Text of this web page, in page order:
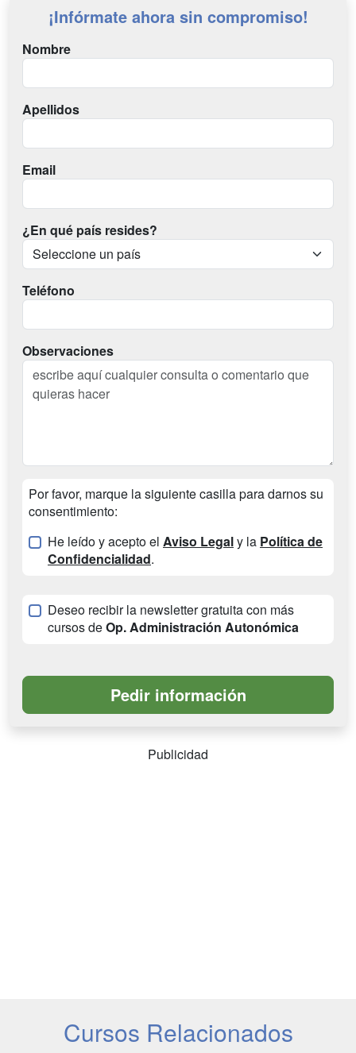
¡Infórmate ahora sin compromiso!
Nombre
Apellidos
Email
¿En qué país resides?
Teléfono
Observaciones
Por favor, marque la siguiente casilla para darnos su
consentimiento:
He leído y acepto el Aviso Legaly la Política de
Confidencialidad.
Deseo recibir la newsletter gratuita con más
cursos deOp. Administración Autonómica
Publicidad
Cursos Relacionados